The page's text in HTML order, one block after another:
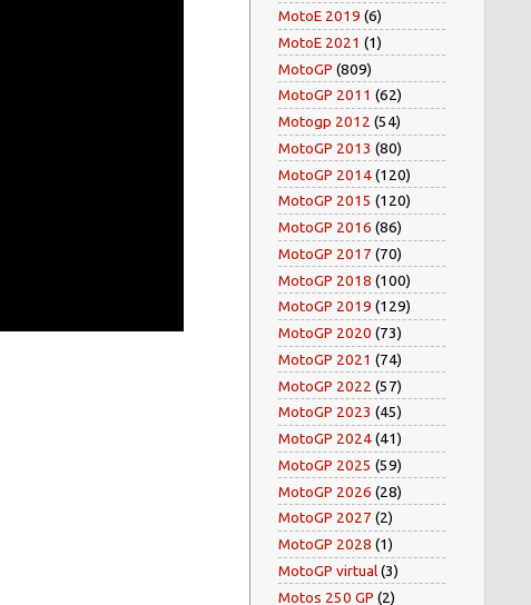
MotoE 2019 (6)
MotoE 2021 (1)
MotoGP (809)
MotoGP 2011 (62)
Motogp 2012 (54)
MotoGP 2013 (80)
MotoGP 2014(120)
MotoGP 2015 (120)
MotoGP 2016 (86)
MotoGP 2017 (70)
MotoGP 2018 (100)
MotoGP 2019 (129)
MotoGP 2020 (73)
MotoGP 2021 (74)
MotoGP 2022 (57)
MotoGP 2023 (45)
MotoGP 2024(41)
MotoGP 2025 (59)
MotoGP 2026 (28)
MotoGP 2027 (2)
MotoGP 2028 (1)
MotoGP virtual(3)
Motos 250 GP (2)